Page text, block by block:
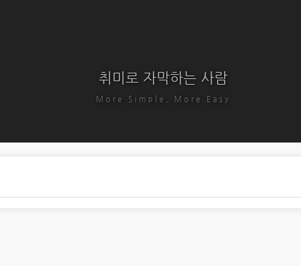
취미로 자막하는 사람
More Simple, More Easy